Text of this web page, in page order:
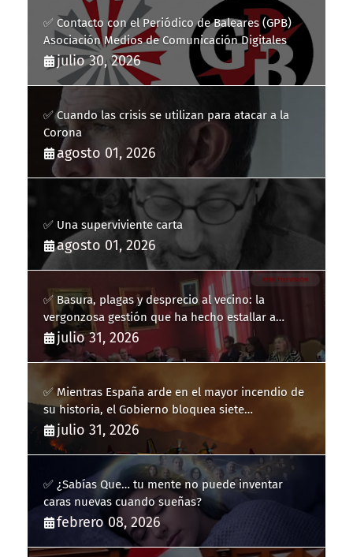
✅ Contacto con el Periódico de Baleares (GPB)
Asociación Medios de Comunicación Digitales
julio 30, 2026
✅ Cuando las crisis se utilizan para atacar a la
Corona
agosto 01, 2026
✅ Una superviviente carta
agosto 01, 2026
✅ Basura, plagas y desprecio al vecino: la
vergonzosa gestión que ha hecho estallar a
Llucmajor
julio 31, 2026
✅ Mientras España arde en el mayor incendio de
su historia, el Gobierno bloquea siete
hidroaviones por "ahorrarse" dinero
julio 31, 2026
✅ ¿Sabías Que… tu mente no puede inventar
caras nuevas cuando sueñas?
febrero 08, 2026